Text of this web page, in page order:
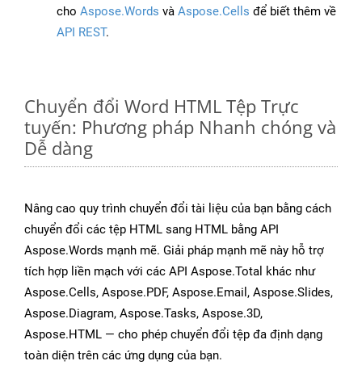
cho Aspose.Words và Aspose.Cells để biết thêm về
API REST.
Chuyển đổi Word HTML Tệp Trực
tuyến: Phương pháp Nhanh chóng và
Dễ dàng
Nâng cao quy trình chuyển đổi tài liệu của bạn bằng cách
chuyển đổi các tệp HTML sang HTML bằng API
Aspose.Words mạnh mẽ. Giải pháp mạnh mẽ này hỗ trợ
tích hợp liền mạch với các API Aspose.Total khác như
Aspose.Cells, Aspose.PDF, Aspose.Email, Aspose.Slides,
Aspose.Diagram, Aspose.Tasks, Aspose.3D,
Aspose.HTML — cho phép chuyển đổi tệp đa định dạng
toàn diện trên các ứng dụng của bạn.